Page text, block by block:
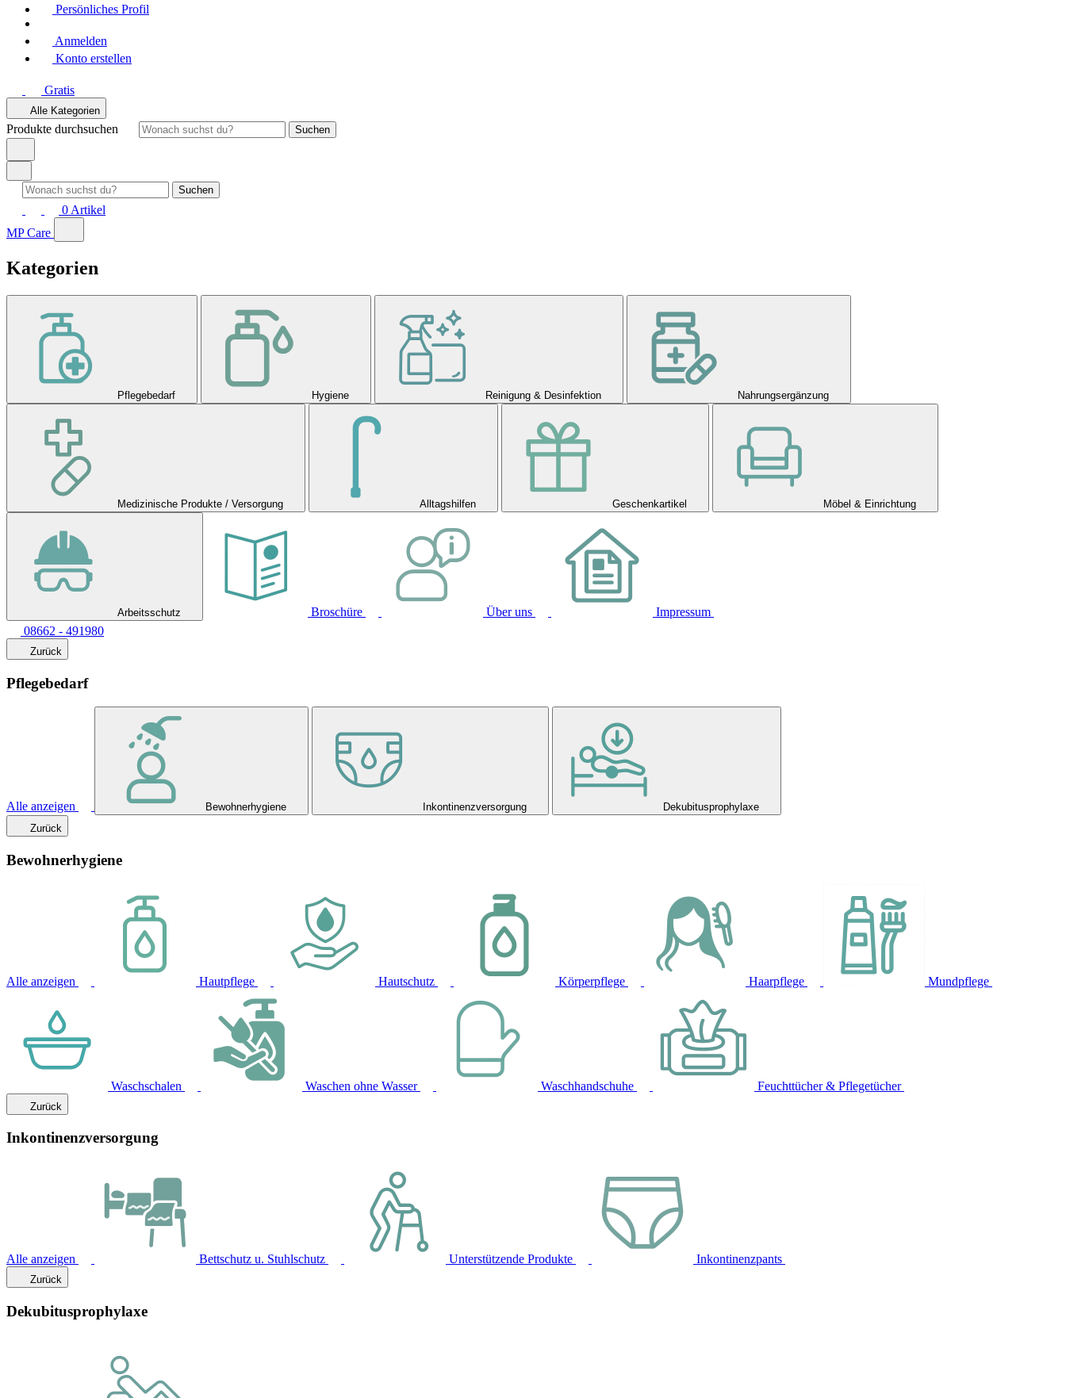
Persönliches Profil
Anmelden
Konto erstellen
Gratis
Alle Kategorien
Produkte durchsuchen Suchen
Suchen
0 Artikel
MP Care
Kategorien
Pflegebedarf Hygiene Reinigung & Desinfektion Nahrungsergänzung
Medizinische Produkte / Versorgung Alltagshilfen Geschenkartikel Möbel & Einrichtung
Arbeitsschutz Broschüre Über uns
Impressum
08662 - 491980
Zurück
Pflegebedarf
Alle anzeigen Bewohnerhygiene Inkontinenzversorgung
Dekubitusprophylaxe
Zurück
Bewohnerhygiene
Alle anzeigen Hautpflege Hautschutz Körperpflege Haarpflege Mundpflege
Waschschalen Waschen ohne Wasser Waschhandschuhe Feuchttücher & Pflegetücher
Zurück
Inkontinenzversorgung
Alle anzeigen Bettschutz u. Stuhlschutz Unterstützende Produkte Inkontinenzpants
Zurück
Dekubitusprophylaxe